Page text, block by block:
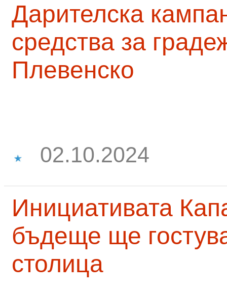
Дарителска
средства за
Плевенско
02.10.2024
Инициативата
бъдеще ще
столица